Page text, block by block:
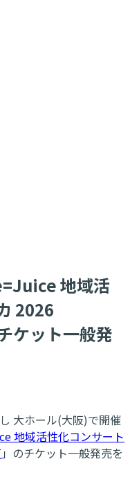
地域活
2026
ケット一般発
大ホール(大阪)で開催
地域活性化コンサート
」のチケット一般発売を